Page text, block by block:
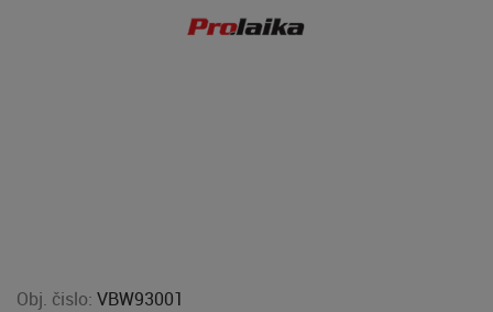
Obj. čislo: VBW93001